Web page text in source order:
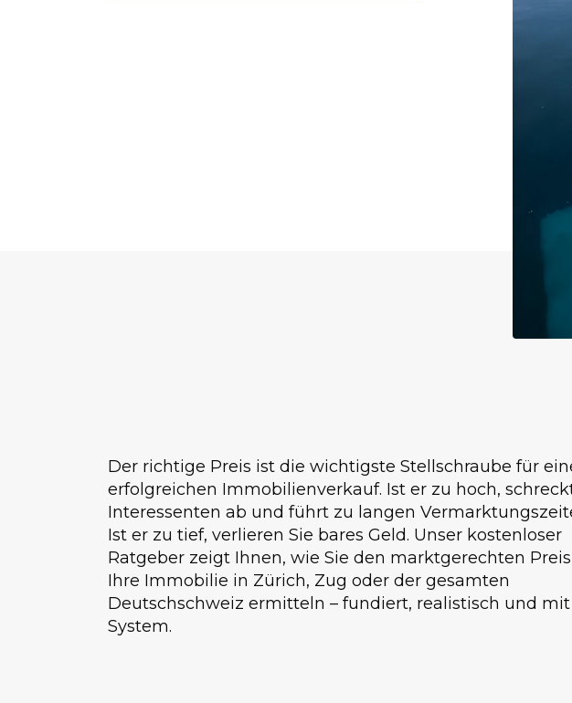
Der richtige Preis ist die wichtigste Stellschraube für
erfolgreichen Immobilienverkauf. Ist er zu hoch,
Interessenten ab und führt zu langen
Ist er zu tief, verlieren Sie bares Geld. Unser kostenloser
Ratgeber zeigt Ihnen, wie Sie den marktgerechten
Ihre Immobilie in Zürich, Zug oder der gesamten
Deutschschweiz ermitteln – fundiert, realistisch und mit
System.